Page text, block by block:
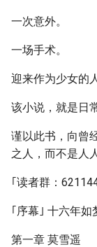
一次意外。
一场手术。
迎来作为少女的
该小说，就是日常
谨以此书，向曾
之人，而不是人
｢读者群：
｢序幕｣ 十六年如
第一章 莫雪遥